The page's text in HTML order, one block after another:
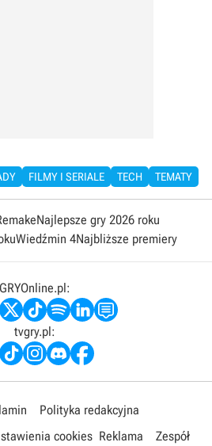
FILMY I SERIALE TECH TEMATY
Najlepsze gry 2026 roku
Wiedźmin 4Najbliższe premiery
GRYOnline.pl:
tvgry.pl:
Polityka redakcyjna
cookies Reklama Zespół